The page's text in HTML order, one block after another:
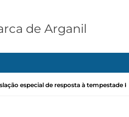
especial de resposta à tempestade